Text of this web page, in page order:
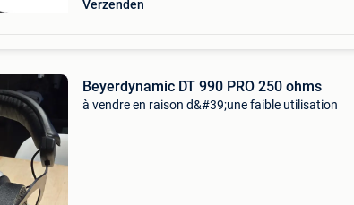
Verzenden
Beyerdynamic DT 990 PRO 250 ohms
à vendre en raison d&#39;une faible utilisation